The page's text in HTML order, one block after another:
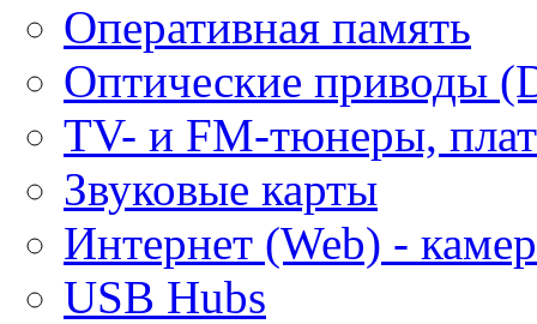
Оперативная память
Оптические приводы
ТV- и FM-тюнеры,
Звуковые карты
Интернет (Web) -
USB Hubs